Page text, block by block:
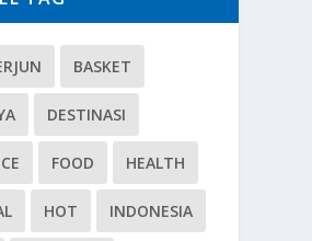
BASKET
DESTINASI
FOOD HEALTH
HOT INDONESIA